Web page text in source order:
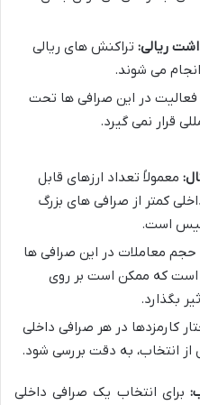
ریالی: تراکنش های ریالی
می شوند.
فعالیت در این صرافی ها تحت
قرار نمی گیرد.
معمولاً تعداد ارزهای قابل
کمتر از صرافی های بزرگ
بیس است.
حجم معاملات در این صرافی ها
است که ممکن است بر روی
بگذارد.
کارمزدها در هر صرافی داخلی
انتخاب، به دقت بررسی شود.
برای انتخاب یک صرافی داخلی